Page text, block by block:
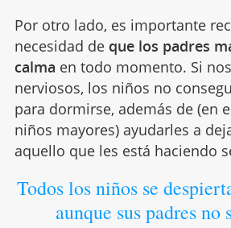
Por otro lado, es importante
necesidad de que los padres
calma en todo momento. Si
nerviosos, los niños no
para dormirse, además de (en
niños mayores) ayudarles a
aquello que les está haciendo
Todos los niños se
aunque sus padres no